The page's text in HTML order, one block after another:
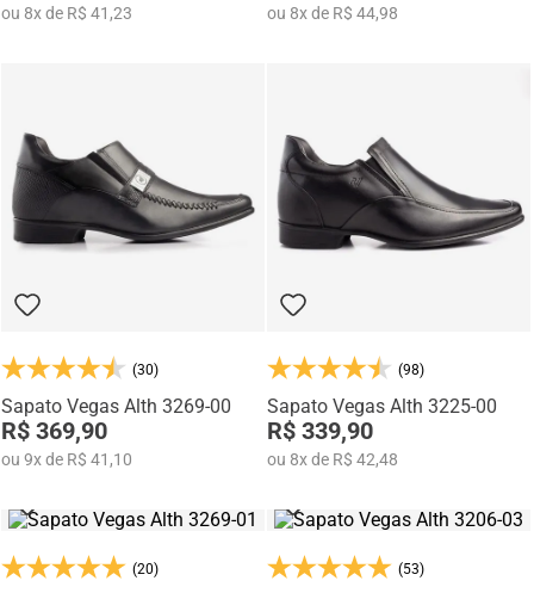
ou 8xde R$ 41,23 ou 8xde R$ 44,98
(30)
Sapato Vegas Alth 3269-00
R$ 369,90
ou 9xde R$ 41,10
(98)
Sapato Vegas Alth 3225-00
R$ 339,90
ou 8xde R$ 42,48
(20) (53)